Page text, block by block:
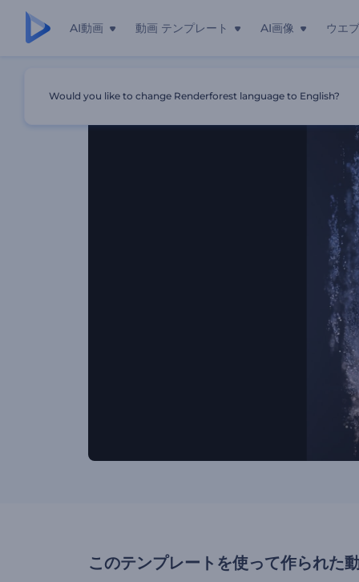
AI動画 動画 テンプレート AI画像 ウエ
このテンプレートを使って作られた
Would you like to change Renderforest language to English?